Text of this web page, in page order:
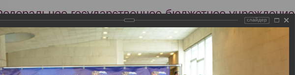
государственное бюджетное учреждение
центр судебно-медицинской экспертизы
России
слайдер